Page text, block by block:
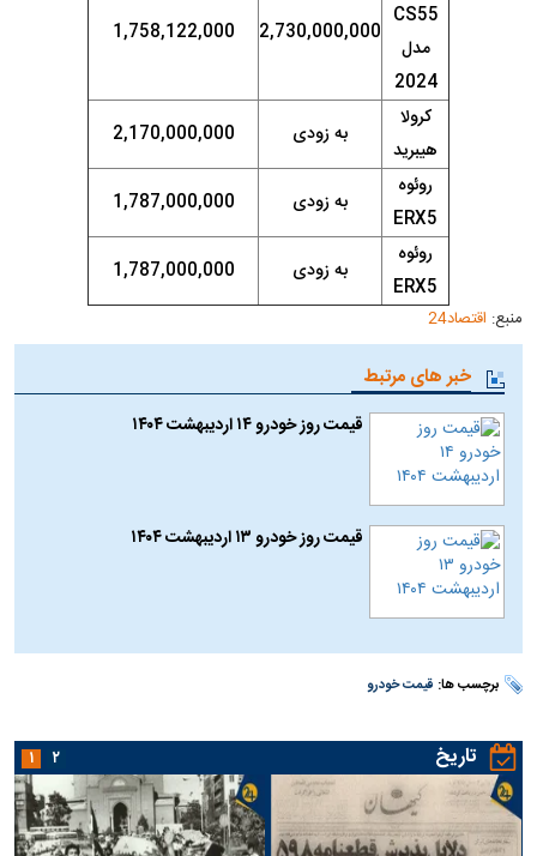
CS55
مدل
2024
2,730,000,000
1,758,122,000
کرولا
هیبرید
به زودی
2,170,000,000
روئوه
ERX5
به زودی
1,787,000,000
روئوه
ERX5
به زودی 1,787,000,000
منبع: اقتصاد24
خبر های مرتبط
قیمت روز خودرو ۱۴ اردیبهشت ۱۴۰۴
قیمت روز خودرو ۱۳ اردیبهشت ۱۴۰۴
برچسب ها: قیمت خودرو
تاریخ ۱ ۲